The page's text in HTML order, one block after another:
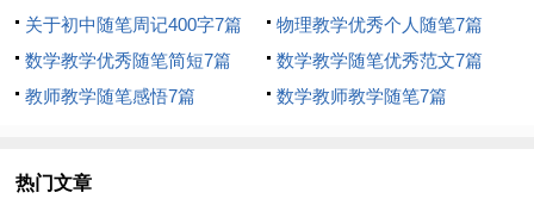
关于初中随笔周记400字7篇
物理教学优秀个人随笔7篇
数学教学优秀随笔简短7篇
数学教学随笔优秀范文7篇
教师教学随笔感悟7篇
数学教师教学随笔7篇
热门文章